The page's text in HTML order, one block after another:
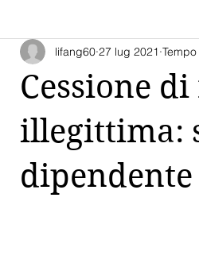
Cessione
illegittima:
lifang60 27 lug 2021